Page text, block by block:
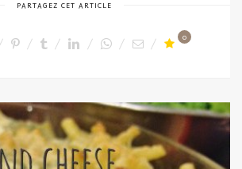
PARTAGEZ CET ARTICLE
0